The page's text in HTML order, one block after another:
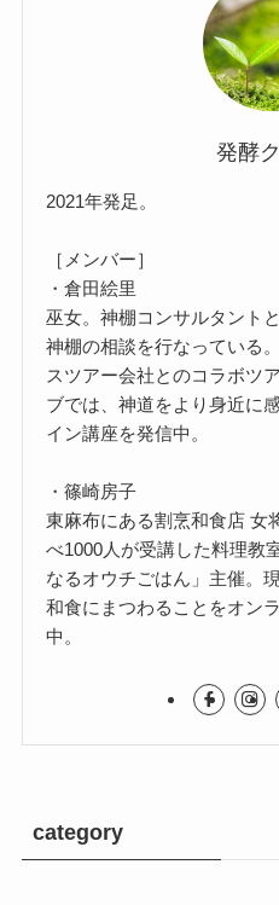
発酵
2021年発足。
［メンバー］
・倉田絵里
巫女。神棚コンサルタント
神棚の相談を行なっている
スツアー会社とのコラボツ
ブでは、神道をより身近に
イン講座を発信中。
・篠崎房子
東麻布にある割烹和食店 女
べ1000人が受講した料理教
なるオウチごはん」主催。
和食にまつわることをオン
中。
category